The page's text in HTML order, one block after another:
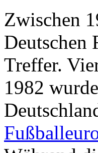
Zwischen
Deutschen
Treffer.
1982